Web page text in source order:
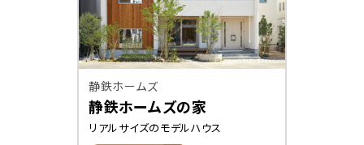
静鉄ホームズ
静鉄ホームズの家
リアルサイズのモデルハウス